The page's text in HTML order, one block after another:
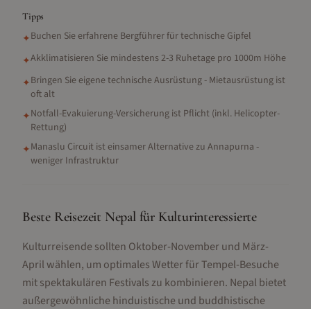
Tipps
✦Buchen Sie erfahrene Bergführer für technische Gipfel
✦Akklimatisieren Sie mindestens 2-3 Ruhetage pro 1000m Höhe
✦Bringen Sie eigene technische Ausrüstung - Mietausrüstung ist
oft alt
✦Notfall-Evakuierung-Versicherung ist Pflicht (inkl. Helicopter-
Rettung)
✦Manaslu Circuit ist einsamer Alternative zu Annapurna -
weniger Infrastruktur
Beste Reisezeit Nepal für Kulturinteressierte
Kulturreisende sollten Oktober-November und März-
April wählen, um optimales Wetter für Tempel-Besuche
mit spektakulären Festivals zu kombinieren. Nepal bietet
außergewöhnliche hinduistische und buddhistische